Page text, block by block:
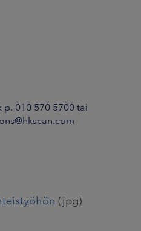
p. 010 570 5700 tai
(jpg)